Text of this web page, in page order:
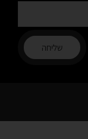
שליחה